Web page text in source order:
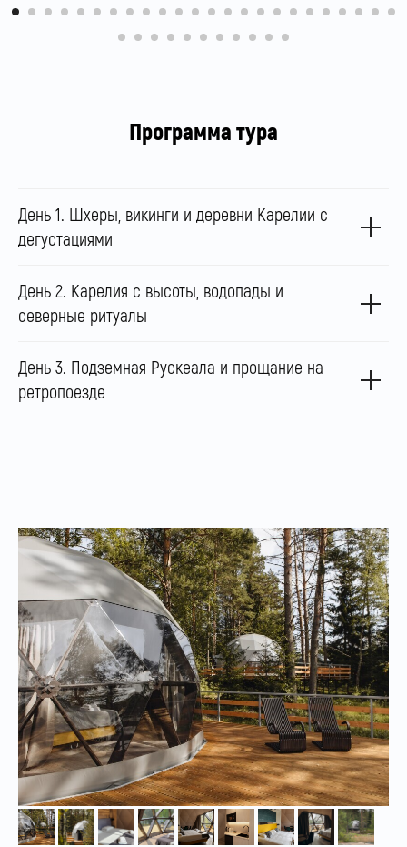
Программа тура
День 1. Шхеры, викинги и деревни Карелии с
дегустациями
День 2. Карелия с высоты, водопады и
северные ритуалы
День 3. Подземная Рускеала и прощание на
ретропоезде